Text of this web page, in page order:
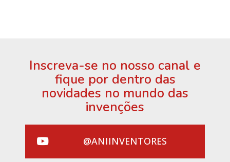
Inscreva-se no nosso canal e
fique por dentro das
novidades no mundo das
invenções
@ANIINVENTORES